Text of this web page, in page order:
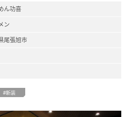
ん功喜
ン
尾張旭市
新装